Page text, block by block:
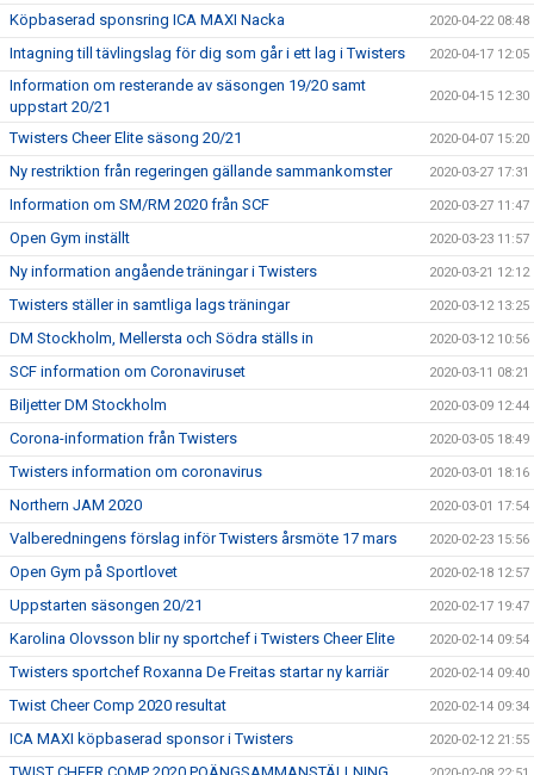
Köpbaserad sponsring ICA MAXI Nacka 2020-04-22 08:48
Intagning till tävlingslag för dig som går i ett lag i Twisters 2020-04-17 12:05
Information om resterande av säsongen 19/20 samt
uppstart 20/21
2020-04-15 12:30
Twisters Cheer Elite säsong 20/21 2020-04-07 15:20
Ny restriktion från regeringen gällande sammankomster 2020-03-27 17:31
Information om SM/RM 2020 från SCF 2020-03-27 11:47
Open Gym inställt 2020-03-23 11:57
Ny information angående träningar i Twisters 2020-03-21 12:12
Twisters ställer in samtliga lags träningar 2020-03-12 13:25
DM Stockholm, Mellersta och Södra ställs in 2020-03-12 10:56
SCF information om Coronaviruset 2020-03-11 08:21
Biljetter DM Stockholm 2020-03-09 12:44
Corona-information från Twisters 2020-03-05 18:49
Twisters information om coronavirus 2020-03-01 18:16
Northern JAM 2020 2020-03-01 17:54
Valberedningens förslag inför Twisters årsmöte 17 mars 2020-02-23 15:56
Open Gym på Sportlovet 2020-02-18 12:57
Uppstarten säsongen 20/21 2020-02-17 19:47
Karolina Olovsson blir ny sportchef i Twisters Cheer Elite 2020-02-14 09:54
Twisters sportchef Roxanna De Freitas startar ny karriär 2020-02-14 09:40
Twist Cheer Comp 2020 resultat 2020-02-14 09:34
ICA MAXI köpbaserad sponsor i Twisters 2020-02-12 21:55